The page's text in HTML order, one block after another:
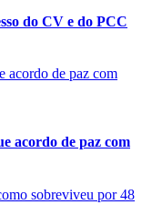
do CV e do PCC
acordo de paz com